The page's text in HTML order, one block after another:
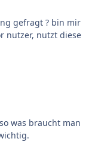
gefragt ? bin mir
nutzer, nutzt diese
was braucht man